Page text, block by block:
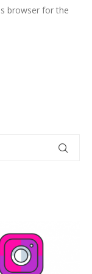
browser for the